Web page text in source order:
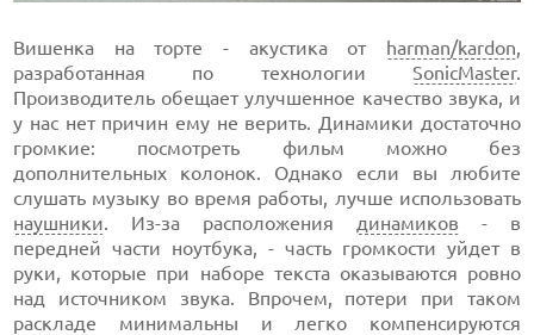
Вишенка на торте - акустика от harman/kardon
разработанная по технологии SonicMaster.
Производитель обещает улучшенное качество звука, и
у нас нет причин ему не верить. Динамики достаточно
громкие: посмотреть фильм можно без
дополнительных колонок. Однако если вы любите
слушать музыку во время работы, лучше использовать
наушники . Из-за расположения динамиков - в
передней части ноутбука, - часть громкости уйдет в
руки, которые при наборе текста оказываются ровно
над источником звука. Впрочем, потери при таком
раскладе минимальны и легко компенсируются